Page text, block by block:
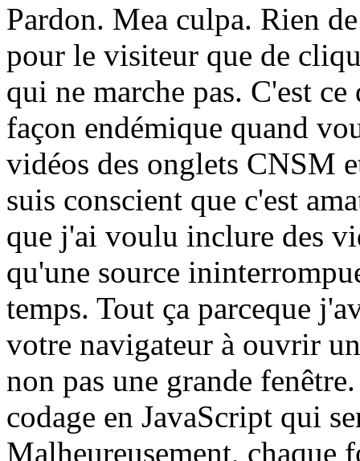
Pardon. Mea culpa. Rien
pour le visiteur que de
qui ne marche pas. C'est ce
façon endémique quand
vidéos des onglets CNSM
suis conscient que c'est
que j'ai voulu inclure des
qu'une source
temps. Tout ça parceque
votre navigateur à ouvrir
non pas une grande
codage en JavaScript qui
Malheureusement, chaque